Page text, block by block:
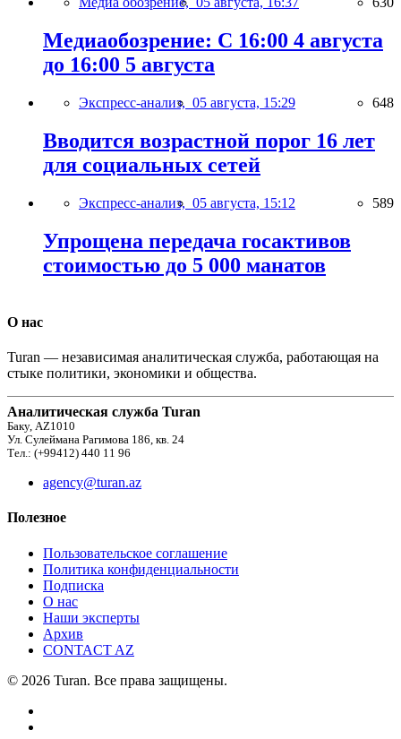
Медиаобозрение: С 16:00 4 августа
до 16:00 5 августа
Экспресс-анализ, 05 августа, 15:29 648
Вводится возрастной порог 16 лет
для социальных сетей
Экспресс-анализ, 05 августа, 15:12 589
Упрощена передача госактивов
стоимостью до 5 000 манатов
О нас
Turan — независимая аналитическая служба, работающая на
стыке политики, экономики и общества.
Аналитическая служба Turan
Баку, AZ1010
Ул. Сулеймана Рагимова 186, кв. 24
Тел.: (+99412) 440 11 96
agency@turan.az
Полезное
Пользовательское соглашение
Политика конфиденциальности
Подписка
О нас
Наши эксперты
Архив
CONTACT AZ
© 2026 Turan. Все права защищены.